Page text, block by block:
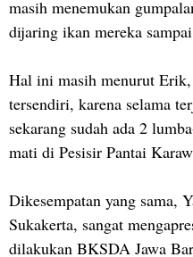
masih menemukan
dijaring ikan mereka
Hal ini masih menurut
tersendiri, karena selama
sekarang sudah ada 2
mati di Pesisir Pantai
Dikesempatan yang sama,
Sukakerta, sangat
dilakukan BKSDA Jawa